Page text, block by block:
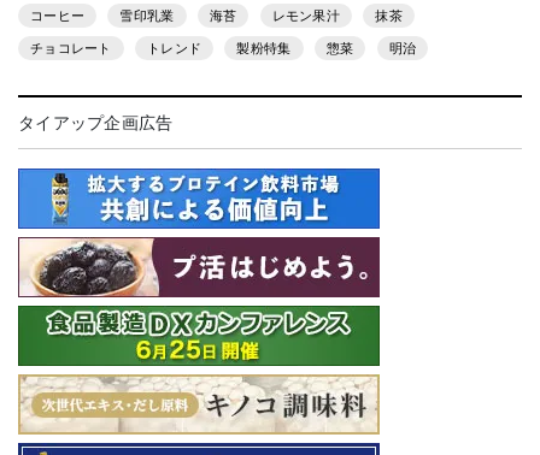
コーヒー 雪印乳業 海苔 レモン果汁 抹茶
チョコレート トレンド 製粉特集 惣菜 明治
タイアップ企画広告